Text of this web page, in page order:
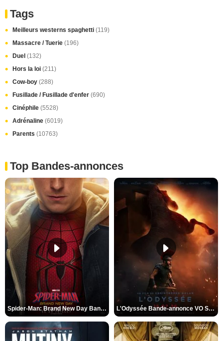
Tags
Meilleurs westerns spaghetti (119)
Massacre / Tuerie (196)
Duel (132)
Hors la loi (211)
Cow-boy (288)
Fusillade / Fusillade d'enfer (690)
Cinéphile (5528)
Adrénaline (6019)
Parents (10763)
Top Bandes-annonces
Spider-Man: Brand New Day Bande-annonce VO STFR L'Odyssée Bande-annonce VO STFR